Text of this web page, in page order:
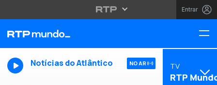
Entrar
Notícias do Atlântico NO AR TV
RTP